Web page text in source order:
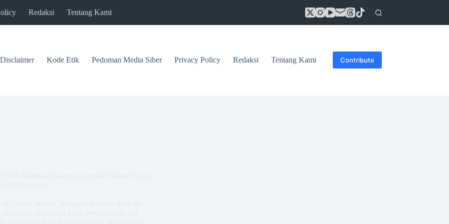
Redaksi Tentang Kami
Disclaimer Kode Etik Pedoman Media Siber Privacy Policy Redaksi Tentang Kami Contribute